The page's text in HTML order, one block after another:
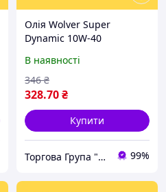
Олія Wolver Super
Dynamic 10W-40
В наявності
328.70₴
346 ₴
Купити
Торгова Група "ГОТІКА" 99%